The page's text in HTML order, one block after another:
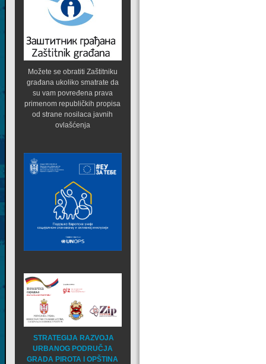
Možete se obratiti Zaštitniku
građana ukoliko smatrate da
su vam povređena prava
primenom republičkih propisa
od strane nosilaca javnih
ovlašćenja
STRATEGIJA RAZVOJA
URBANOG PODRUČJA
GRADA PIROTA I OPŠTINA